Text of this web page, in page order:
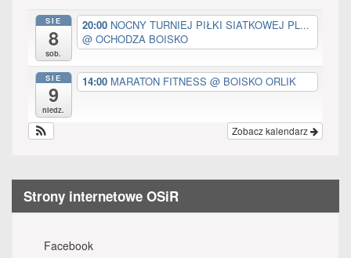
SIE
8
sob.
20:00 NOCNY TURNIEJ PIŁKI SIATKOWEJ PL...
@ OCHODZA BOISKO
SIE
9
niedz.
14:00 MARATON FITNESS @ BOISKO ORLIK
Zobacz kalendarz
Strony internetowe OSiR
Facebook